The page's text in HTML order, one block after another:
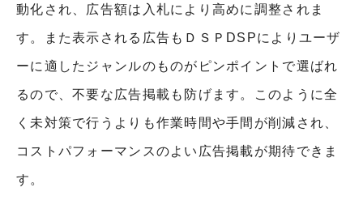
動化され、広告額は入札により高めに調整されま
す。また表示される広告もＤＳＰDSPによりユーザ
ーに適したジャンルのものがピンポイントで選ばれ
るので、不要な広告掲載も防げます。このように全
く未対策で行うよりも作業時間や手間が削減され、
コストパフォーマンスのよい広告掲載が期待できま
す。